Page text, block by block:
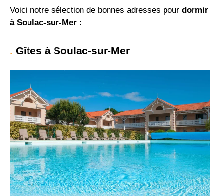
Voici notre sélection de bonnes adresses pour dormir
à Soulac-sur-Mer :
Gîtes à Soulac-sur-Mer